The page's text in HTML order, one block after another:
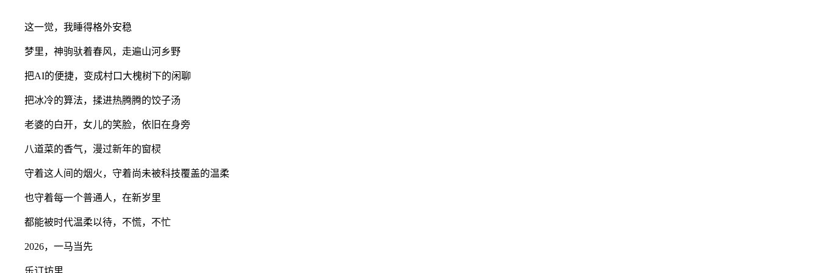
这一觉，我睡得格外安稳
梦里，神驹驮着春风，走遍山河乡野
把AI的便捷，变成村口大槐树下的闲聊
把冰冷的算法，揉进热腾腾的饺子汤
老婆的白开，女儿的笑脸，依旧在身旁
八道菜的香气，漫过新年的窗棂
守着这人间的烟火，守着尚未被科技覆盖的温柔
也守着每一个普通人，在新岁里
都能被时代温柔以待，不慌，不忙
2026，一马当先
乐订坊里